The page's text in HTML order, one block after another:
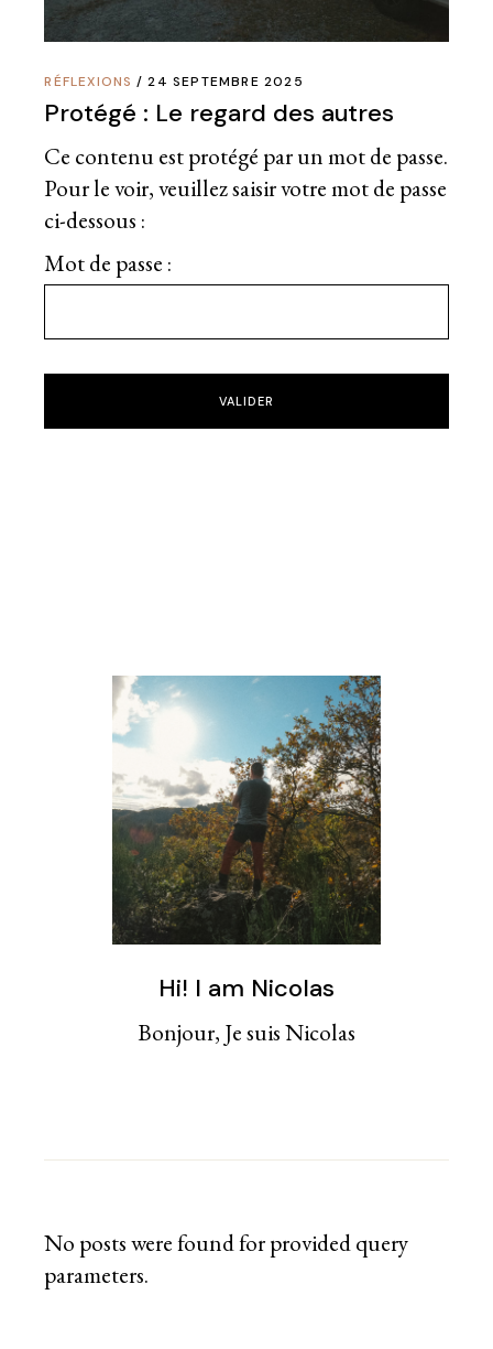
RÉFLEXIONS 24 SEPTEMBRE 2025
Protégé : Le regard des autres
Ce contenu est protégé par un mot de passe.
Pour le voir, veuillez saisir votre mot de passe
ci-dessous :
Mot de passe :
Hi! I am Nicolas
Bonjour, Je suis Nicolas
No posts were found for provided query
parameters.